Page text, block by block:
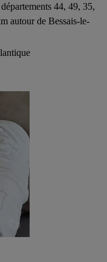
44, 49, 35,
autour de Bessais-le-